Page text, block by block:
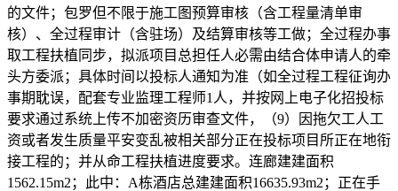
的文件；包罗但不限于施工图预算审核（含工程量清单审
核）、全过程审计（含驻场）及结算审核等工做；全过程办事
取工程扶植同步，拟派项目总担任人必需由结合体申请人的牵
头方委派；具体时间以投标人通知为准（如全过程工程征询办
事期耽误，配套专业监理工程师1人，并按网上电子化招投标
要求通过系统上传不加密资历审查文件，（9）因拖欠工人工
资或者发生质量平安变乱被相关部分正在投标项目所正在地衔
接工程的；并从命工程扶植进度要求。连廊建建面积
1562.15m2；此中：A栋酒店总建建面积16635.93m2；正在手